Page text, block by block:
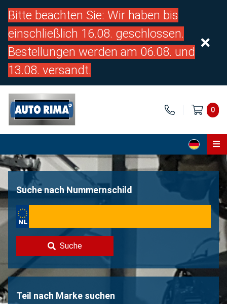
Bitte beachten Sie: Wir haben bis
einschließlich 16.08. geschlossen.
Bestellungen werden am 06.08. und
13.08. versandt.
0
Home
Über uns
Volvo Verkaufen?
Nicht gefunden?
Suche nach Nummernschild
Suche
Teil nach Marke suchen